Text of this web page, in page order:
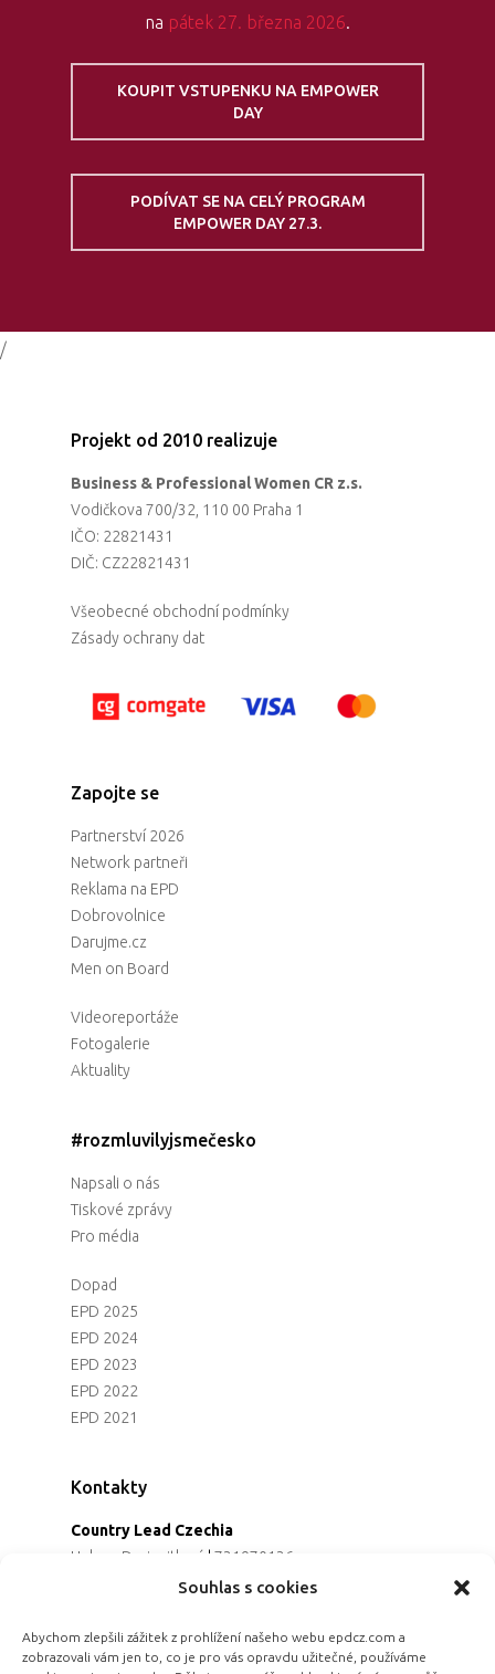
Souhlas s cookies
Abychom zlepšili zážitek z prohlížení našeho webu epdcz.com a
zobrazovali vám jen to, co je pro vás opravdu užitečné, používáme
na pátek 27. března 2026.
KOUPIT VSTUPENKU NA EMPOWER
DAY
PODÍVAT SE NA CELÝ PROGRAM
EMPOWER DAY 27.3.
/
Projekt od 2010 realizuje
Business & Professional Women CR z.s.
Vodičkova 700/32, 110 00 Praha 1
IČO: 22821431
DIČ: CZ22821431
Všeobecné obchodní podmínky
Zásady ochrany dat
Zapojte se
Partnerství 2026
Network partneři
Reklama na EPD
Dobrovolnice
Darujme.cz
Men on Board
Videoreportáže
Fotogalerie
Aktuality
#rozmluvilyjsmečesko
Napsali o nás
Tiskové zprávy
Pro média
Dopad
EPD 2025
EPD 2024
EPD 2023
EPD 2022
EPD 2021
Kontakty
Country Lead Czechia
Helena Dreiseitlová | 731970136
Koordinátorka projektu
Programová ředitelka
Jana Černoušková |607782535